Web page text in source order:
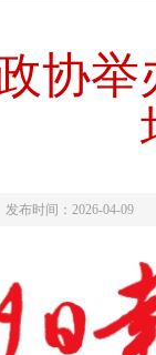
协
发布时间：2026-04-09